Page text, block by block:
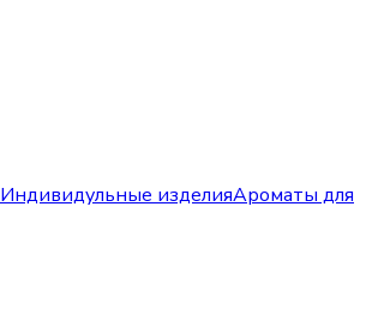
Индивидульные изделияАроматы для